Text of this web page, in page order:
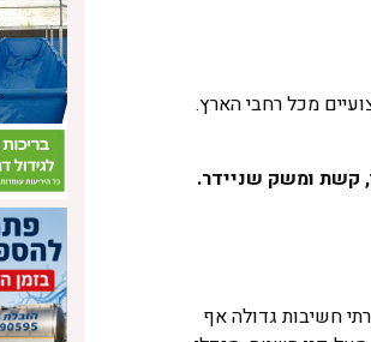
מכל רחבי הארץ.
חשיבות גדולה אף